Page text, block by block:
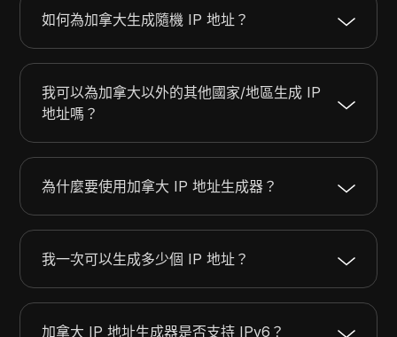
如何為加拿大生成隨機 IP 地址？
我可以為加拿大以外的其他國家/地區生成 IP
地址嗎？
為什麼要使用加拿大 IP 地址生成器？
我一次可以生成多少個 IP 地址？
加拿大 IP 地址生成器是否支持 IPv6？